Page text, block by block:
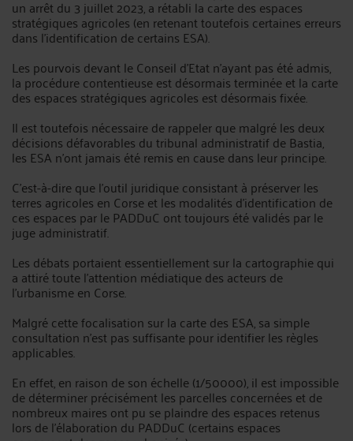
un arrêt du 3 juillet 2023, a rétabli la carte des espaces
stratégiques agricoles (en retenant toutefois certaines erreurs
dans l'identification de certains ESA).
Les pourvois devant le Conseil d'Etat n'ayant pas été admis,
la procédure contentieuse est désormais terminée et la carte
des espaces stratégiques agricoles est désormais fixée.
Il est toutefois nécessaire de rappeler que malgré les deux
décisions défavorables du tribunal administratif de Bastia,
les ESA n'ont jamais été remis en cause dans leur principe.
C'est-à-dire que l'outil juridique consistant à préserver les
terres agricoles en Corse et les modalités d'identification de
ces espaces par le PADDuC ont toujours été validés par le
juge administratif.
Les débats portaient essentiellement sur la cartographie qui
a attiré toute l'attention médiatique des acteurs de
l'urbanisme en Corse.
Malgré cette focalisation sur la carte des ESA, sa simple
consultation n'est pas suffisante pour identifier les règles
applicables.
En effet, en raison de son échelle (1/50000), il est impossible
de déterminer précisément les parcelles concernées et de
nombreux maires ont pu se plaindre des espaces retenus
lors de l'élaboration du PADDuC (certains espaces